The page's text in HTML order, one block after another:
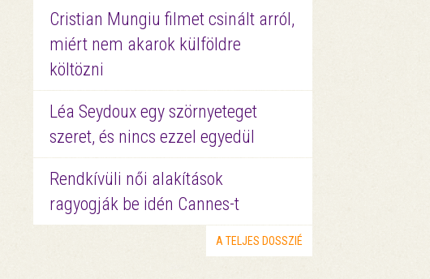
Cristian Mungiu filmet csinált arról,
miért nem akarok külföldre
költözni
Léa Seydoux egy szörnyeteget
szeret, és nincs ezzel egyedül
Rendkívüli női alakítások
ragyogják be idén Cannes-t
A TELJES DOSSZIÉ